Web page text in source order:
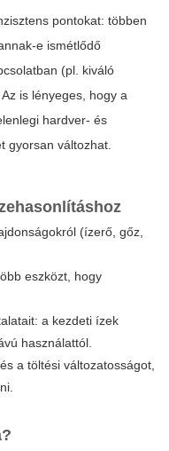
pontokat: többen
e ismétlődő
(pl. kiváló
is lényeges, hogy a
hardver- és
gyorsan változhat.
(ízerő, gőz,
eszközt, hogy
a kezdeti ízek
használattól.
a töltési változatosságot,